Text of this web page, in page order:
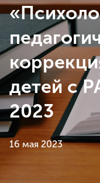
детей с
2023
16 мая 2023